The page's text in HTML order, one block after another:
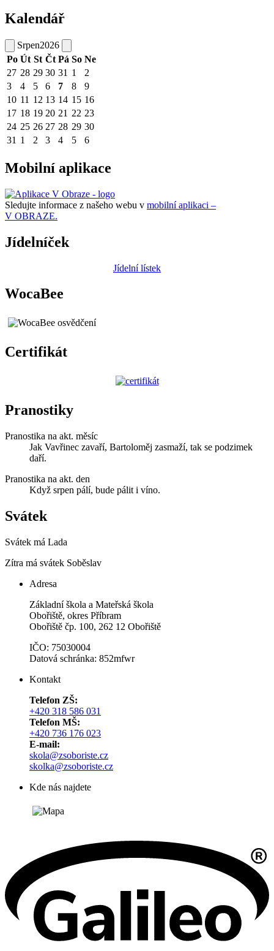
Kalendář
Srpen2026
Po Út St Čt Pá So Ne
27 28 29 30 31 1
2
3
4 5 6 7 8
9
10 11 12 13 14 15 16
17 18 19 20 21 22 23
24 25 26 27 28 29 30
31 1 2 3 4 5 6
Mobilní aplikace
Sledujte informace z našeho webu v mobilní aplikaci –
V OBRAZE.
Jídelníček
Jídelní lístek
WocaBee
Certifikát
Pranostiky
Pranostika na akt. měsíc
Jak Vavřinec zavaří, Bartoloměj zasmaží, tak se podzimek
daří.
Pranostika na akt. den
Když srpen pálí, bude pálit i víno.
Svátek
Svátek má Lada
Zítra má svátek Soběslav
Adresa
Základní škola a Mateřská škola
Obořiště, okres Příbram
Obořiště čp. 100, 262 12 Obořiště
IČO: 75030004
Datová schránka: 852mfwr
Kontakt
Telefon ZŠ:
+420 318 586 031
Telefon MŠ:
+420 736 176 023
E-mail:
skola@zsoboriste.cz
skolka@zsoboriste.cz
Kde nás najdete